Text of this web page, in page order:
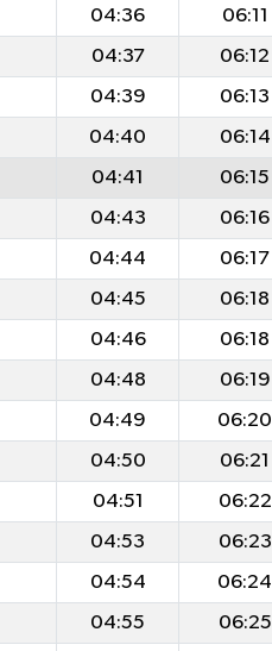
04:36 06:11
04:37 06:12
04:39 06:13
04:40 06:14
04:41 06:15
04:43 06:16
04:44 06:17
04:45 06:18
04:46 06:18
04:48 06:19
04:49 06:20
04:50 06:21
04:51 06:22
04:53 06:23
04:54 06:24
04:55 06:25